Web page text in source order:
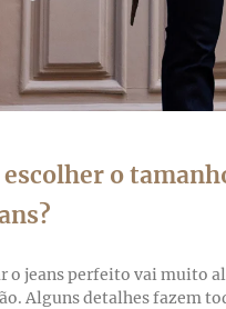
escolher o
o jeans perfeito vai muito
Alguns detalhes fazem